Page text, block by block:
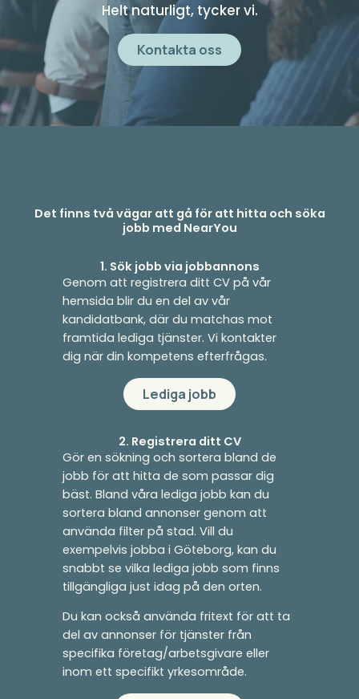
Helt naturligt, tycker vi.
Kontakta oss
Det finns två vägar att gå för att hitta och söka
jobb med NearYou
1. Sök jobb via jobbannons
Genom att registrera ditt CV på vår
hemsida blir du en del av vår
kandidatbank, där du matchas mot
framtida lediga tjänster. Vi kontakter
dig när din kompetens efterfrågas.
Lediga jobb
2. Registrera ditt CV
Gör en sökning och sortera bland de
jobb för att hitta de som passar dig
bäst. Bland våra lediga jobb kan du
sortera bland annonser genom att
använda filter på stad. Vill du
exempelvis jobba i Göteborg, kan du
snabbt se vilka lediga jobb som finns
tillgängliga just idag på den orten.
Du kan också använda fritext för att ta
del av annonser för tjänster från
specifika företag/arbetsgivare eller
inom ett specifikt yrkesområde.